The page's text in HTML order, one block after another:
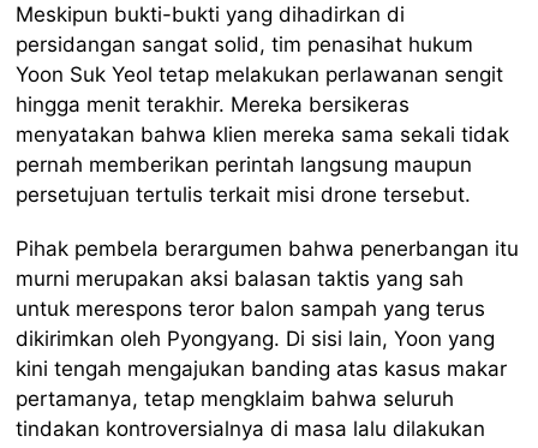
Meskipun bukti-bukti yang dihadirkan di
persidangan sangat solid, tim penasihat hukum
Yoon Suk Yeol tetap melakukan perlawanan sengit
hingga menit terakhir. Mereka bersikeras
menyatakan bahwa klien mereka sama sekali tidak
pernah memberikan perintah langsung maupun
persetujuan tertulis terkait misi drone tersebut.
Pihak pembela berargumen bahwa penerbangan itu
murni merupakan aksi balasan taktis yang sah
untuk merespons teror balon sampah yang terus
dikirimkan oleh Pyongyang. Di sisi lain, Yoon yang
kini tengah mengajukan banding atas kasus makar
pertamanya, tetap mengklaim bahwa seluruh
tindakan kontroversialnya di masa lalu dilakukan